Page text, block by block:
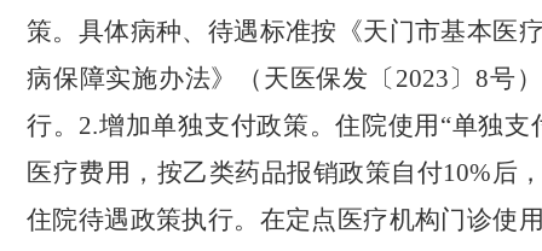
策。具体病种、待遇标准按《天门市基本医
病保障实施办法》（天医保发〔 2023〕 8号
行。 2.增加单独支付政策。住院使用 “单独支
医疗费用，按乙类药品报销政策自付10%后
住院待遇政策执行。在定点医疗机构门诊使